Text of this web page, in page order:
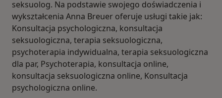
seksuolog. Na podstawie swojego doświadczenia i
wykształcenia Anna Breuer oferuje usługi takie jak:
Konsultacja psychologiczna, konsultacja
seksuologiczna, terapia seksuologiczna,
psychoterapia indywidualna, terapia seksuologiczna
dla par, Psychoterapia, konsultacja online,
konsultacja seksuologiczna online, Konsultacja
psychologiczna online.